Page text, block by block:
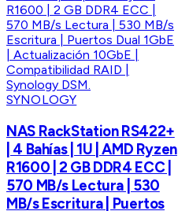
SYNOLOGY
NAS RackStation RS422+
| 4 Bahías | 1U | AMD Ryzen
R1600 | 2 GB DDR4 ECC |
570 MB/s Lectura | 530
MB/s Escritura | Puertos